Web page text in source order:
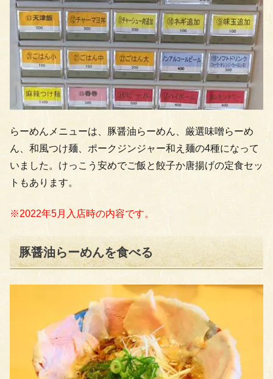
らーめんメニューは、豚醤油らーめん、厳選味噌らーめ
ん、和風つけ麺、ポークジンジャー和え麺の4種になって
いました。けっこう安めでご飯と餃子か唐揚げの定食セッ
トもあります。
※2022年5月入店時の内容です。
豚醤油らーめんを食べる